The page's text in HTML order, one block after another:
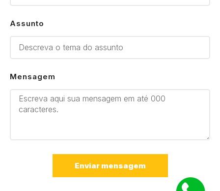
Assunto
Mensagem
Enviar mensagem